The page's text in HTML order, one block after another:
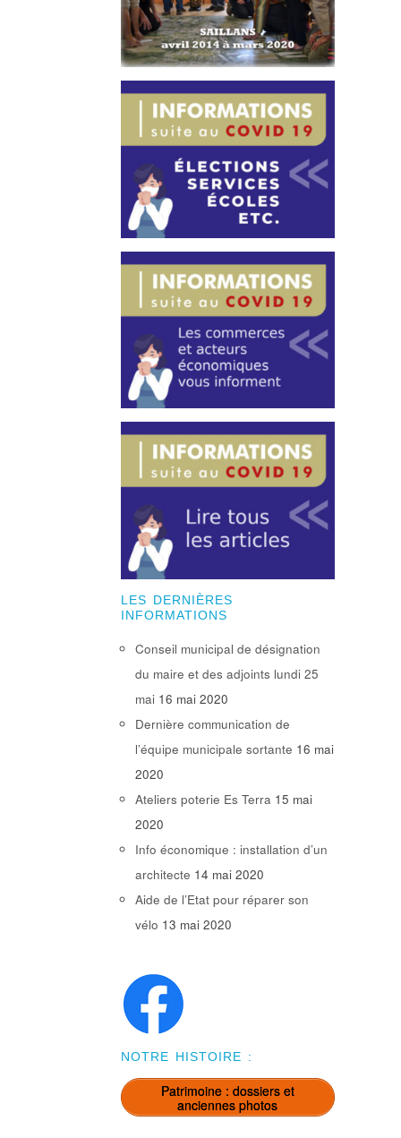
LES DERNIÈRES
INFORMATIONS
Conseil municipal de désignation
du maire et des adjoints lundi 25
mai 16 mai 2020
Dernière communication de
l’équipe municipale sortante 16 mai
2020
Ateliers poterie Es Terra 15 mai
2020
Info économique : installation d’un
architecte 14 mai 2020
Aide de l’Etat pour réparer son
vélo 13 mai 2020
NOTRE HISTOIRE :
Patrimoine : dossiers et
anciennes photos